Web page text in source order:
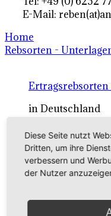
E-Mail:
Home
Rebsorten -
Ertragsrebsorten
in Deutschland
Rebsorten
externe Links
Diese Seite nutzt
Dritten, um ihre
verbessern und
der Nutzer